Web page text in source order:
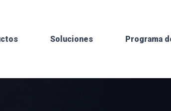
Soluciones Programa